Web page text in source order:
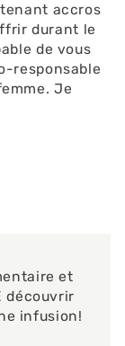
accros
durant le
de vous
responsable
Je
et
découvrir
infusion!